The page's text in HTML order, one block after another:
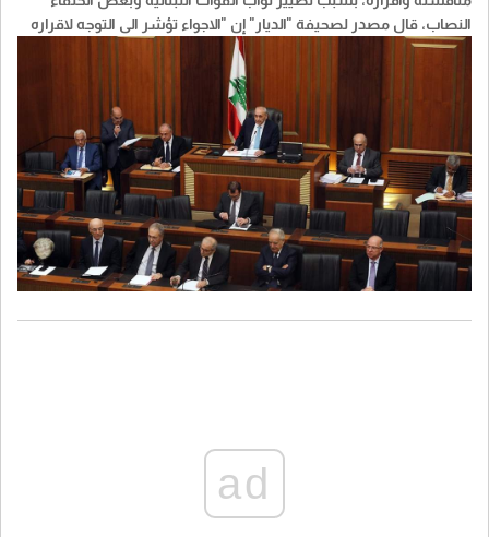
النصاب، قال مصدر لصحيفة "الديار" إن "الاجواء تؤشر الى التوجه لاقراره
باكثرية كبيرة، في ضوء ما جرى مؤخرا".
ad